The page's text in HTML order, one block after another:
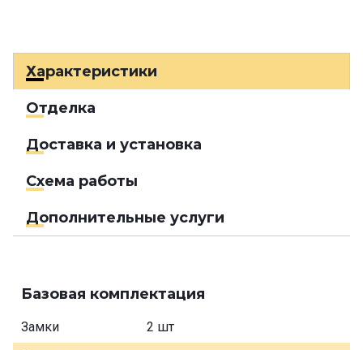
Характеристики
Отделка
Доставка и установка
Схема работы
Дополнительные услуги
Базовая комплектация
Замки 2 шт